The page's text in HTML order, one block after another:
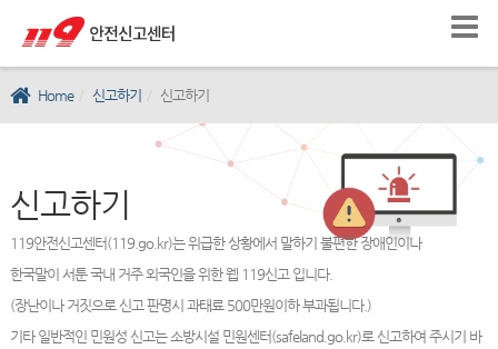
Home 신고하기 신고하기
신고하기
119안전신고센터(119.go.kr)는 위급한 상황에서 말하기 불편한 장애인이나
한국말이 서툰 국내 거주 외국인을 위한 웹 119신고 입니다.
(장난이나 거짓으로 신고 판명시 과태료 500만원이하 부과됩니다.)
기타 일반적인 민원성 신고는 소방시설 민원센터(safeland.go.kr)로 신고하여 주시기 바